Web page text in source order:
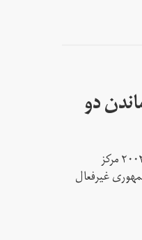
دو
کمیسیون انتخابات افغانستان اعلام کرده است که ۲۰۰۲ مرکز
غیر‌فعال